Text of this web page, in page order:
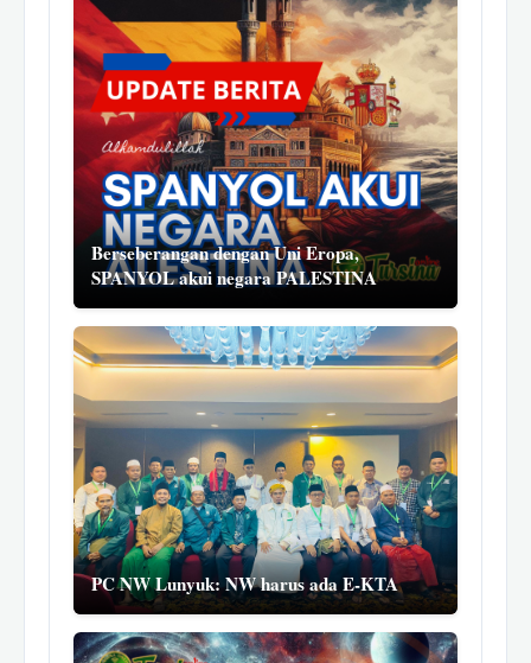
Berseberangan dengan Uni Eropa,
SPANYOL akui negara PALESTINA
PC NW Lunyuk: NW harus ada E-KTA